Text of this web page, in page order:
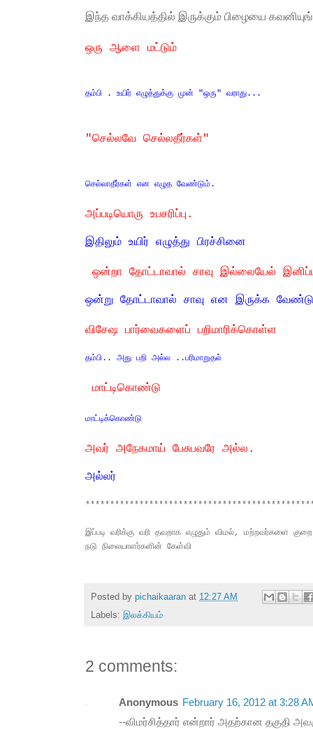
இந்த வாக்கியத்தில் இருக்கும் பிழையை
ஒரு ஆளை மட்டும்
தம்பி . உயிர் எழுத்துக்கு முன் "ஒரு" வராது...
"செல்லவே செல்லதீர்கள்"
செல்லாதீர்கள் என எழுத வேண்டும்.
அப்படியொரு உபசரிப்பு.
இதிலும் உயிர் எழுத்து பிரச்சினை
ஒன்றா தோட்டாவால் சாவு இல்லையேல்
ஒன்று தோட்டாவால் சாவு என இருக்க
விசேஷ பார்வைகளைப் பறிமாரிக்கொள்ள
தம்பி.. அது பறி அல்ல ..பரிமாறுதல்
மாட்டிகொண்டு
மாட்டிக்கொண்டு
அவர் அநேகமாய் பேசுபவரே அல்ல.
அல்லர்
இப்படி வரிக்கு வரி தவறாக எழுதும் விமல், மற்றவர்களை
நடு நிலையாளர்களின் கேள்வி
Posted by pichaikaaran at 12:27 AM
Labels: இலக்கியம்
2 comments:
Anonymous February 16, 2012 at 3:28
--விமர்சித்தார் என்றார் அதற்கான தகுதி